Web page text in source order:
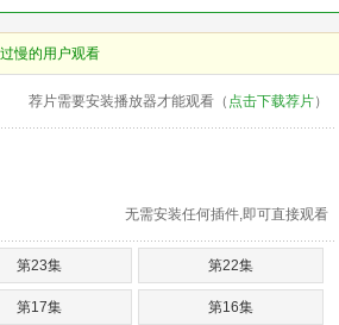
慢的用户观看
荐片需要安装播放器才能观看（ 点击下载荐片）
无需安装任何插件,即可直接观看
第23集 第22集
第17集 第16集